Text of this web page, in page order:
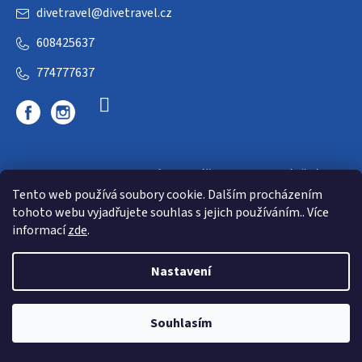
Tento web používá soubory cookie. Dalším procházením
tohoto webu vyjadřujete souhlas s jejich používáním.. Více
informacízde.
Nastavení
Souhlasím
divetravel@divetravel.cz
608425637
774777637
DIVETRAVEL - cestovní kancelář - cesty za potápěním
Shoptet |mime digital
Copyright 2026E-dive. Všechna práva vyhrazena.